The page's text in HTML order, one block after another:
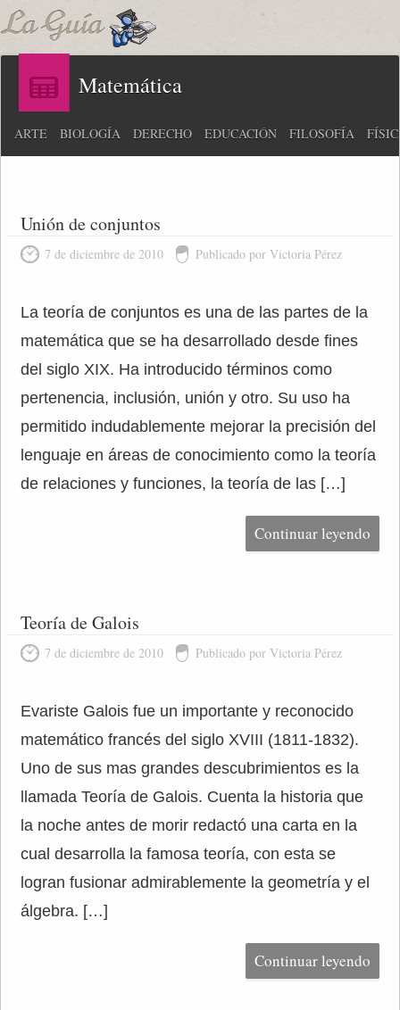
Matemática
ARTE BIOLOGÍA DERECHO EDUCACIÓN FILOSOFÍA
Unión de conjuntos
7 de diciembre de 2010 Publicado por Victoria Pérez
La teoría de conjuntos es una de las partes de la
matemática que se ha desarrollado desde fines
del siglo XIX. Ha introducido términos como
pertenencia, inclusión, unión y otro. Su uso ha
permitido indudablemente mejorar la precisión del
lenguaje en áreas de conocimiento como la teoría
de relaciones y funciones, la teoría de las […]
Continuar leyendo
Teoría de Galois
7 de diciembre de 2010 Publicado por Victoria Pérez
Evariste Galois fue un importante y reconocido
matemático francés del siglo XVIII (1811-1832).
Uno de sus mas grandes descubrimientos es la
llamada Teoría de Galois. Cuenta la historia que
la noche antes de morir redactó una carta en la
cual desarrolla la famosa teoría, con esta se
logran fusionar admirablemente la geometría y el
álgebra. […]
Continuar leyendo